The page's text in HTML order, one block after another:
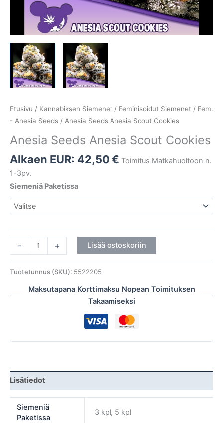
Etusivu / Kannabiksen Siemenet / Feminisoidut Siemenet / Fem.
- Anesia Seeds / Anesia Seeds Anesia Scout Cookies
Anesia Seeds Anesia Scout Cookies
Alkaen EUR: 42,50 € Toimitus Matkahuoltoon n.
1-3pv.
Siemeniä Paketissa
- + Lisää ostoskoriin
Tuotetunnus (SKU): 5522205
Maksutapana Korttimaksu Nopean Toimituksen
Takaamiseksi
Lisätiedot
Siemeniä
Paketissa
3 kpl, 5 kpl